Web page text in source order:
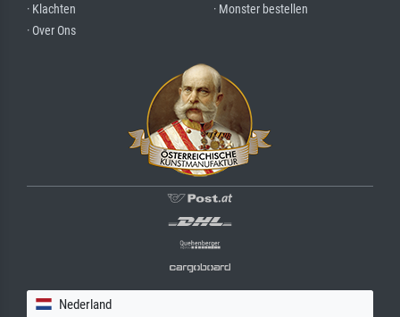
· Klachten
· Over Ons
· Monster bestellen
Nederland